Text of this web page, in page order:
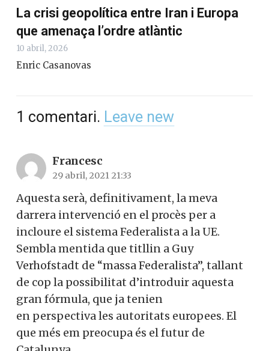
La crisi geopolítica entre Iran i Europa
que amenaça l’ordre atlàntic
10 abril, 2026
Enric Casanovas
1 comentari. Leave new
Francesc
29 abril, 2021 21:33
Aquesta serà, definitivament, la meva
darrera intervenció en el procès per a
incloure el sistema Federalista a la UE.
Sembla mentida que titllin a Guy
Verhofstadt de “massa Federalista”, tallant
de cop la possibilitat d’introduir aquesta
gran fórmula, que ja tenien
en perspectiva les autoritats europees. El
que més em preocupa és el futur de